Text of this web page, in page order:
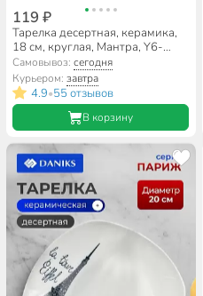
119 ₽
Тарелка десертная, керамика,
18 см, круглая, Мантра, Y6-
6015
Самовывоз:сегодня
Курьером:завтра
4.9•55 отзывов
В корзину